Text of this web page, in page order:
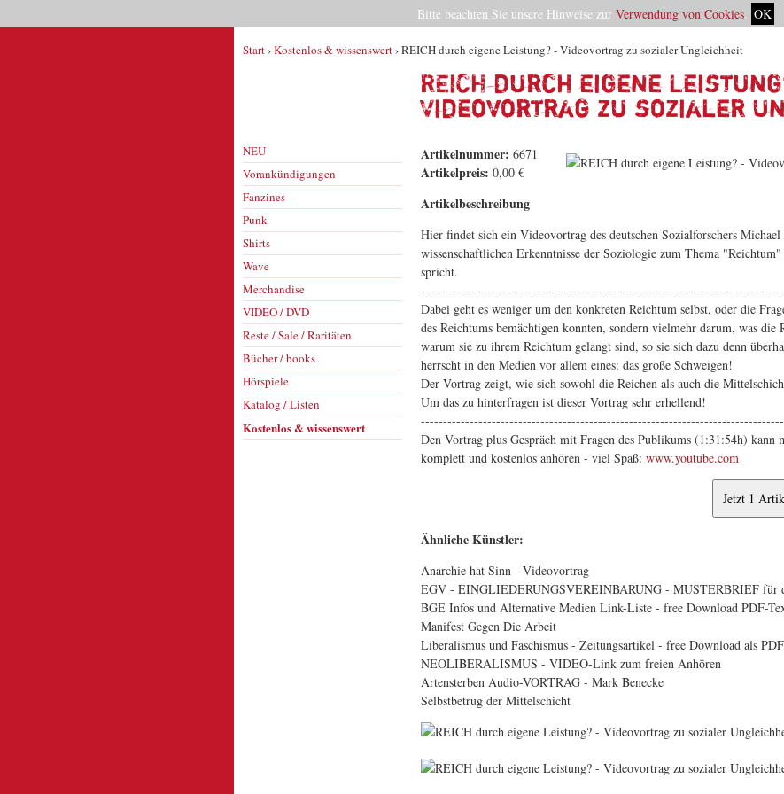
Start›Kostenlos & wissenswert› REICH durch eigene Leistung? - Videovortrag zu sozialer Ungleichheit
REICH durch eigene
Videovortrag zu sozialer
NEU
Vorankündigungen
Fanzines
Punk
Shirts
Wave
Merchandise
VIDEO / DVD
Reste / Sale / Raritäten
Bücher / books
Hörspiele
Katalog / Listen
Kostenlos & wissenswert
Artikelnummer: 6671
Artikelpreis: 0,00 €
Artikelbeschreibung
Hier findet sich ein Videovortrag des deutschen Sozialforschers
wissenschaftlichen Erkenntnisse der Soziologie zum Thema
spricht.
Dabei geht es weniger um den konkreten Reichtum selbst, oder die
des Reichtums bemächtigen konnten, sondern vielmehr darum, was die
warum sie zu ihrem Reichtum gelangt sind, so sie sich dazu denn
herrscht in den Medien vor allem eines: das große Schweigen!
Der Vortrag zeigt, wie sich sowohl die Reichen als auch die
Um das zu hinterfragen ist dieser Vortrag sehr erhellend!
Den Vortrag plus Gespräch mit Fragen des Publikums (1:31:54h) kann
komplett und kostenlos anhören - viel Spaß: www.youtube.com
Ähnliche Künstler:
Anarchie hat Sinn - Videovortrag
EGV - EINGLIEDERUNGSVEREINBARUNG - MUSTERBRIEF für
BGE Infos und Alternative Medien Link-Liste - free Download PDF-
Manifest Gegen Die Arbeit
Liberalismus und Faschismus - Zeitungsartikel - free Download als PDF
NEOLIBERALISMUS - VIDEO-Link zum freien Anhören
Artensterben Audio-VORTRAG - Mark Benecke
Selbstbetrug der Mittelschicht
Bitte beachten Sie unsere Hinweise zur Verwendung von Cookies. OK